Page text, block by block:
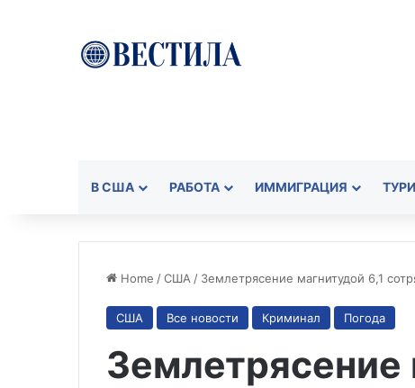
В США РАБОТА ИММИГРАЦИЯ
Home /США / Землетрясение магнитудой 6,1
США Все новости Криминал Погода
Землетрясение